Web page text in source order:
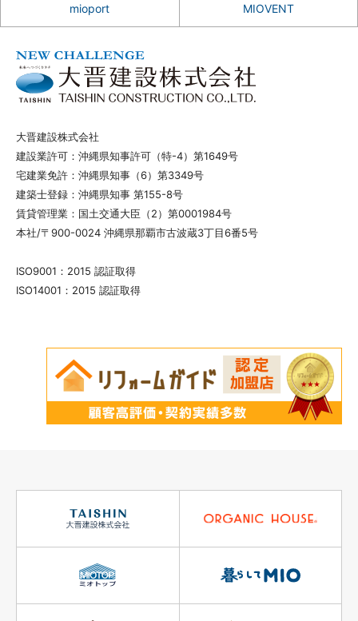
mioport MIOVENT
大晋建設株式会社
建設業許可：沖縄県知事許可（特-4）第1649号
宅建業免許：沖縄県知事（6）第3349号
建築士登録：沖縄県知事 第155-8号
賃貸管理業：国土交通大臣（2）第0001984号
本社/〒900-0024 沖縄県那覇市古波蔵3丁目6番5号
ISO9001：2015 認証取得
ISO14001：2015 認証取得